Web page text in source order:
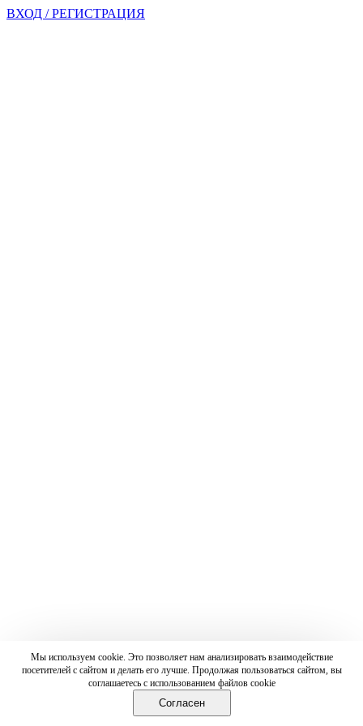
ВХОД / РЕГИСТРАЦИЯ
Мы используем cookie. Это позволяет нам анализировать взаимодействие
посетителей с сайтом и делать его лучше. Продолжая пользоваться сайтом, вы
соглашаетесь с использованием файлов cookie
Согласен